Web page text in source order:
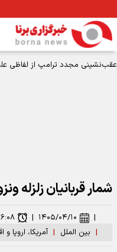
عقب‌نشینی مجدد ترامپ از لفاظی
شمار قربانیان زلزله ونزوئلا به
| بین الملل | آمریکا، اروپا و
| ۱۴۰۵/۰۴/۱۰ |